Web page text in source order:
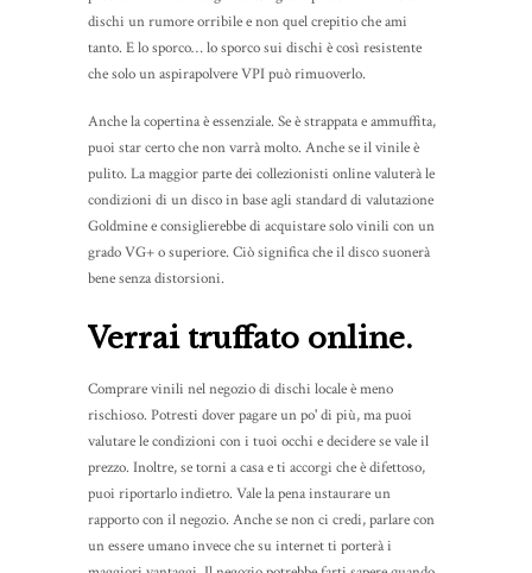
dischi un rumore orribile e non quel crepitio che ami
tanto. E lo sporco… lo sporco sui dischi è così resistente
che solo un aspirapolvere VPI può rimuoverlo.
Anche la copertina è essenziale. Se è strappata e ammuffita,
puoi star certo che non varrà molto. Anche se il vinile è
pulito. La maggior parte dei collezionisti online valuterà le
condizioni di un disco in base agli standard di valutazione
Goldmine e consiglierebbe di acquistare solo vinili con un
grado VG+ o superiore. Ciò significa che il disco suonerà
bene senza distorsioni.
Verrai truffato online.
Comprare vinili nel negozio di dischi locale è meno
rischioso. Potresti dover pagare un po' di più, ma puoi
valutare le condizioni con i tuoi occhi e decidere se vale il
prezzo. Inoltre, se torni a casa e ti accorgi che è difettoso,
puoi riportarlo indietro. Vale la pena instaurare un
rapporto con il negozio. Anche se non ci credi, parlare con
un essere umano invece che su internet ti porterà i